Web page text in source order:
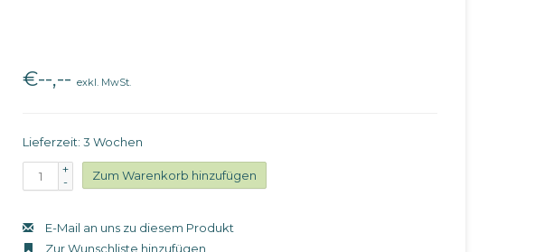
€--,--exkl. MwSt.
Lieferzeit: 3 Wochen
+
-
Zum Warenkorb hinzufügen
E-Mail an uns zu diesem Produkt
Zur Wunschliste hinzufügen